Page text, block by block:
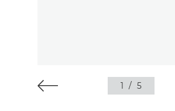
1 / 5